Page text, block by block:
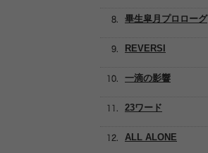
畢生皐月プロローグ
REVERSI
一滴の影響
23ワード
ALL ALONE